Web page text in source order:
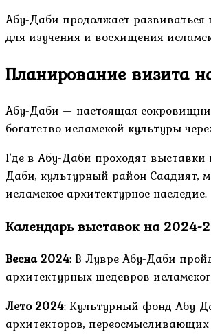
Абу-Даби продолжает развиваться
для изучения и восхищения
Планирование визита
Абу-Даби — настоящая
богатство исламской культуры
Где в Абу-Даби проходят
Даби, культурный район Саадият,
исламское архитектурное наследие.
Календарь выставок на 2024-
Весна 2024: В Лувре Абу-Даби
архитектурных шедевров
Лето 2024: Культурный фонд Абу-
архитекторов,